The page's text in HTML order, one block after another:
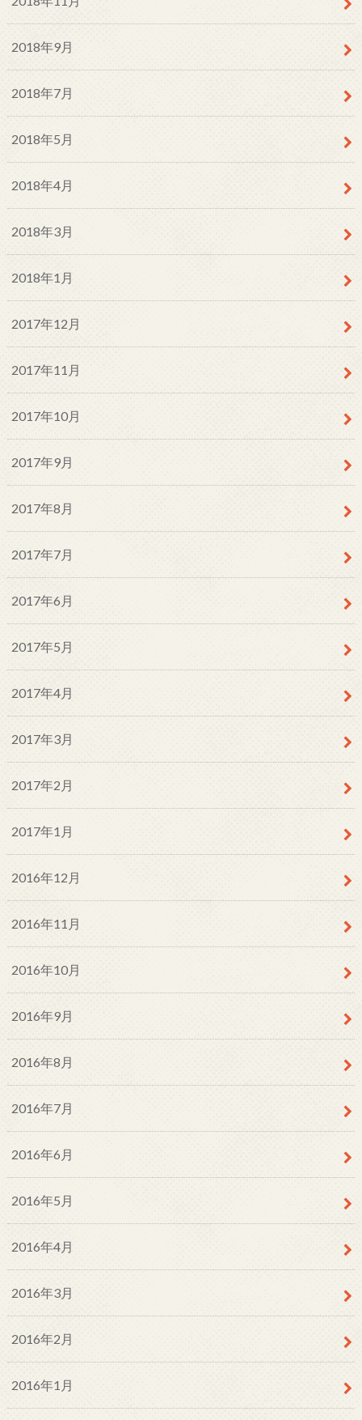
2018年9月
2018年7月
2018年5月
2018年4月
2018年3月
2018年1月
2017年12月
2017年11月
2017年10月
2017年9月
2017年8月
2017年7月
2017年6月
2017年5月
2017年4月
2017年3月
2017年2月
2017年1月
2016年12月
2016年11月
2016年10月
2016年9月
2016年8月
2016年7月
2016年6月
2016年5月
2016年4月
2016年3月
2016年2月
2016年1月